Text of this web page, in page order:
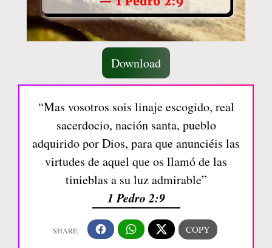
Download
“Mas vosotros sois linaje escogido, real
sacerdocio, nación santa, pueblo
adquirido por Dios, para que anunciéis las
virtudes de aquel que os llamó de las
tinieblas a su luz admirable”
1 Pedro 2:9